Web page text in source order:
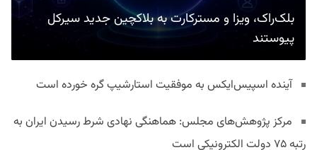
بلک‌راک، ویزا و مسترکارت به بلاکچین جدید سیرکل
پیوستند
آینده اسپیس‌ایکس به موفقیت استارشیپ گره خورده است
مرکز پژوهش‌های مجلس: هماهنگی نهادی شرط رسیدن ایران به
رتبه ۷۵ دولت الکترونیکی است